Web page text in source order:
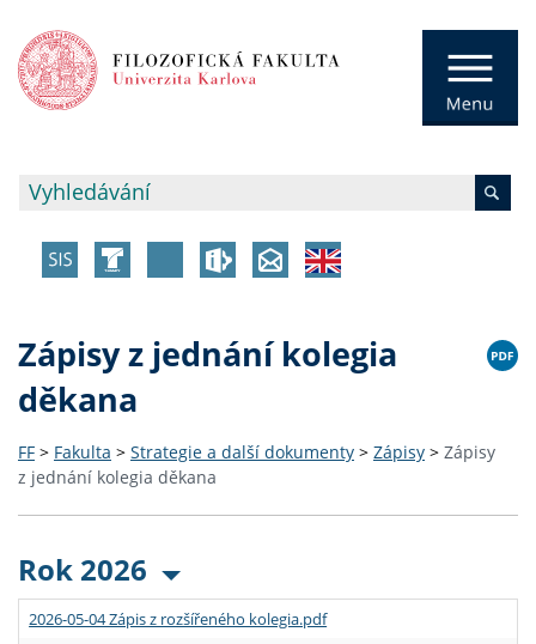
Zápisy z jednání kolegia
děkana
FF > Fakulta > Strategie a další dokumenty > Zápisy > Zápisy
z jednání kolegia děkana
Rok 2026
2026-05-04 Zápis z rozšířeného kolegia.pdf